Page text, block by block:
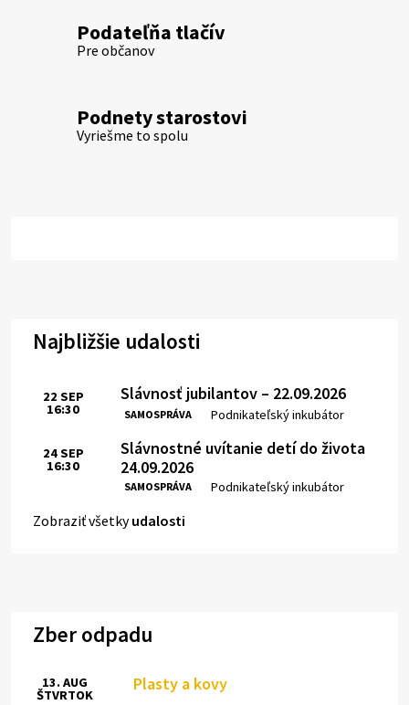
Podateľňa tlačív
Pre občanov
Podnety starostovi
Vyriešme to spolu
Najbližšie udalosti
Slávnosť jubilantov – 22.09.2026
SAMOSPRÁVA Miesto:
Podnikateľský inkubátor
Čas:
22 SEP
16:30
Slávnostné uvítanie detí do života
24.09.2026
SAMOSPRÁVA Miesto:
Podnikateľský inkubátor
Čas:
24SEP
16:30
Zobraziť všetkyudalosti
Zber odpadu
Plasty a kovy
13. AUG
ŠTVRTOK